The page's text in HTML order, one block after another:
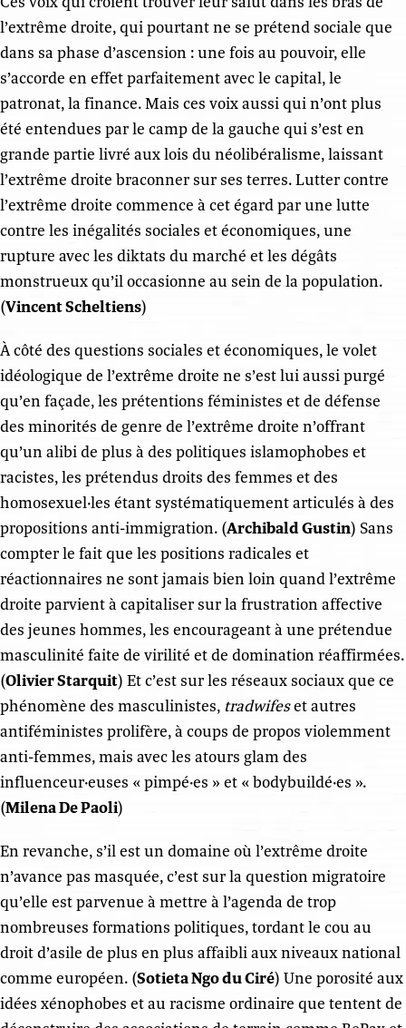
l’extrême droite, qui pourtant ne se prétend sociale que
dans sa phase d’ascension : une fois au pouvoir, elle
s’accorde en effet parfaitement avec le capital, le
patronat, la finance. Mais ces voix aussi qui n’ont plus
été entendues par le camp de la gauche qui s’est en
grande partie livré aux lois du néolibéralisme, laissant
l’extrême droite braconner sur ses terres. Lutter contre
l’extrême droite commence à cet égard par une lutte
contre les inégalités sociales et économiques, une
rupture avec les diktats du marché et les dégâts
monstrueux qu’il occasionne au sein de la population.
(Vincent Scheltiens)
À côté des questions sociales et économiques, le volet
idéologique de l’extrême droite ne s’est lui aussi purgé
qu’en façade, les prétentions féministes et de défense
des minorités de genre de l’extrême droite n’offrant
qu’un alibi de plus à des politiques islamophobes et
racistes, les prétendus droits des femmes et des
homosexuel·les étant systématiquement articulés à des
propositions anti-immigration. (Archibald Gustin) Sans
compter le fait que les positions radicales et
réactionnaires ne sont jamais bien loin quand l’extrême
droite parvient à capitaliser sur la frustration affective
des jeunes hommes, les encourageant à une prétendue
masculinité faite de virilité et de domination réaffirmées.
(Olivier Starquit) Et c’est sur les réseaux sociaux que ce
phénomène des masculinistes, tradwifeset autres
antiféministes prolifère, à coups de propos violemment
anti-femmes, mais avec les atours glam des
influenceur·euses « pimpé·es » et « bodybuildé·es ».
(Milena De Paoli)
En revanche, s’il est un domaine où l’extrême droite
n’avance pas masquée, c’est sur la question migratoire
qu’elle est parvenue à mettre à l’agenda de trop
nombreuses formations politiques, tordant le cou au
droit d’asile de plus en plus affaibli aux niveaux national
comme européen. (Sotieta Ngo du Ciré) Une porosité aux
idées xénophobes et au racisme ordinaire que tentent de